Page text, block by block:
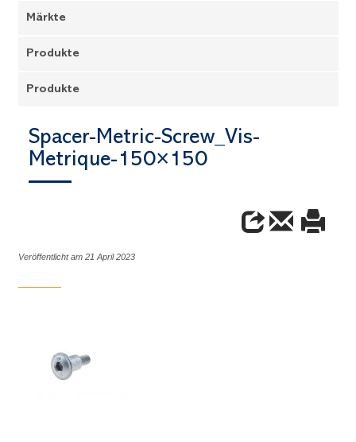
Märkte
Produkte
Produkte
Spacer-Metric-Screw_Vis-
Metrique-150×150
Veröffentlicht am 21 April 2023